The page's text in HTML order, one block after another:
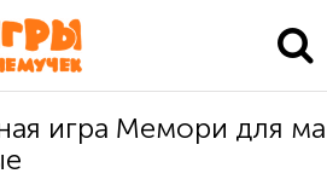
игра Мемори для